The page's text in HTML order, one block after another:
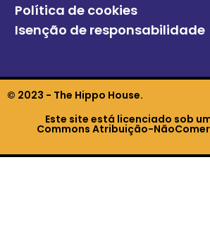
Política de cookies
Isenção de responsabilidade
© 2023 - The Hippo House.
Este site está licenciado sob
Commons Atribuição-